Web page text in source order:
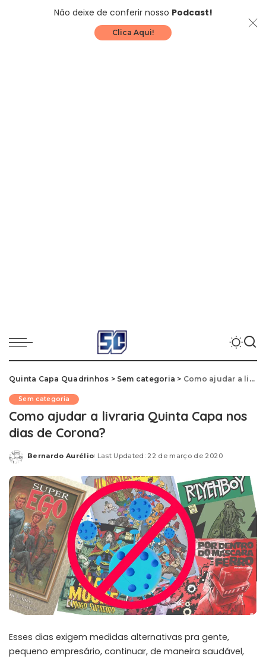
Não deixe de conferir nosso Podcast!
Clica Aqui!
Quinta Capa Quadrinhos > Sem categoria > Como ajudar a livraria Quinta Capa nos dias de Corona?
Sem categoria
Como ajudar a livraria Quinta Capa nos
dias de Corona?
Posted
Bernardo Aurélio Last Updated: 22 de março de 2020
Esses dias exigem medidas alternativas pra gente,
pequeno empresário, continuar, de maneira saudável,